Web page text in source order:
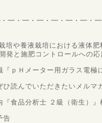
━・━・━・━・━・━・━
培や養液栽培における液体
施肥コントロールへの応
『ｐＨメーター用ガラス電極
ひ読んでいただきたいメルマ
『食品分析士 ２級（衛生）
告